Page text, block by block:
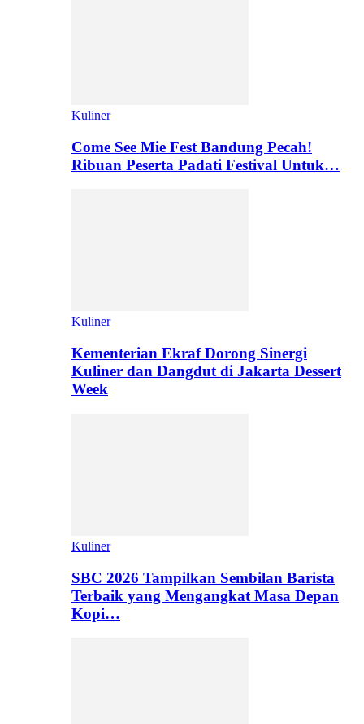
Kuliner
Come See Mie Fest Bandung Pecah!
Ribuan Peserta Padati Festival Untuk…
Kuliner
Kementerian Ekraf Dorong Sinergi
Kuliner dan Dangdut di Jakarta Dessert
Week
Kuliner
SBC 2026 Tampilkan Sembilan Barista
Terbaik yang Mengangkat Masa Depan
Kopi…